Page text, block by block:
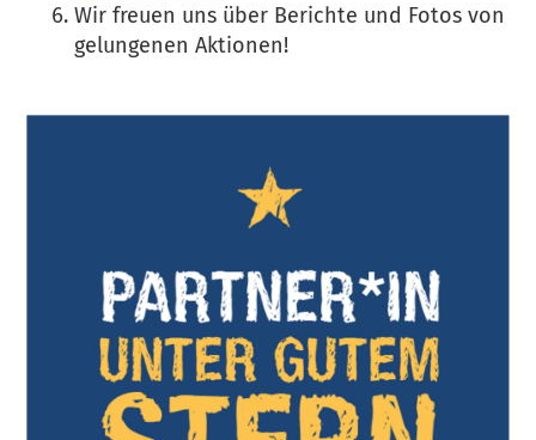
Wir freuen uns über Berichte und Fotos von
gelungenen Aktionen!